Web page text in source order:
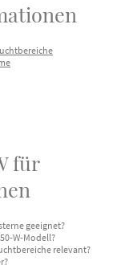
für
geeignet?
W-Modell?
relevant?